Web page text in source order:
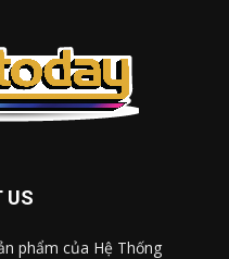
US
phẩm của Hệ Thống